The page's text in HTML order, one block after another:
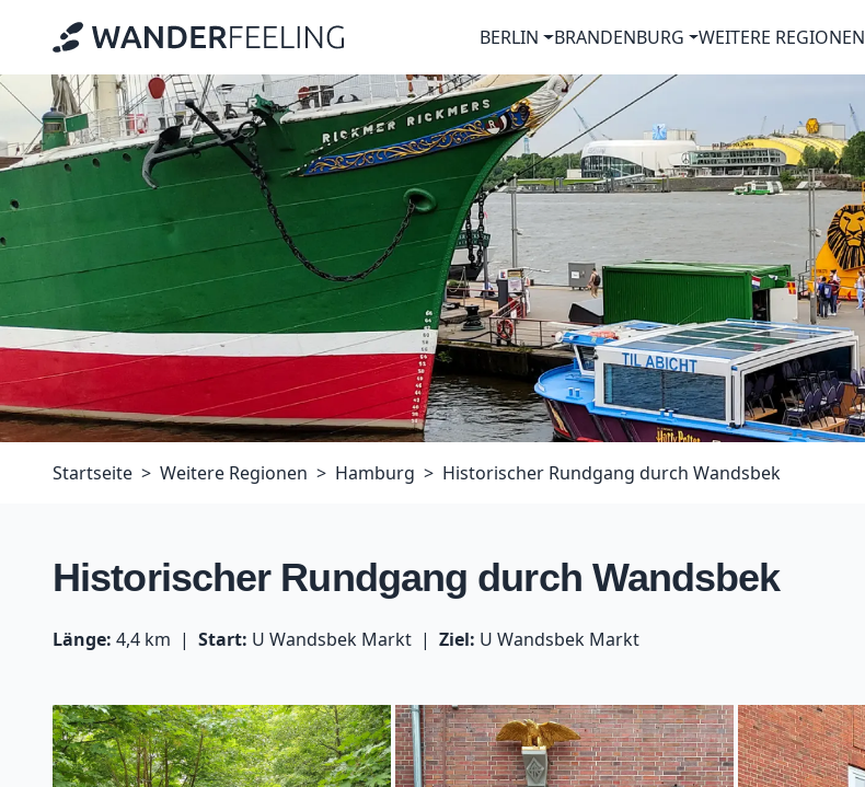
BERLIN BRANDENBURG WEITERE REGIONEN
Startseite Weitere Regionen Hamburg Historischer Rundgang durch Wandsbek
Historischer Rundgang durch Wandsbek
Länge: 4,4 km Start: U Wandsbek Markt Ziel: U Wandsbek Markt